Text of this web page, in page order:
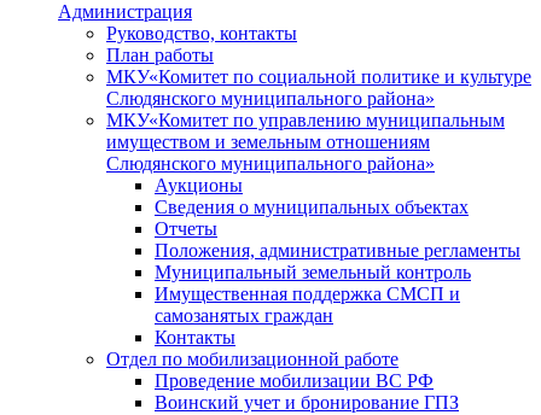
Администрация
Руководство, контакты
План работы
МКУ«Комитет по социальной политике и культуре
Слюдянского муниципального района»
МКУ«Комитет по управлению муниципальным
имуществом и земельным отношениям
Слюдянского муниципального района»
Аукционы
Сведения о муниципальных объектах
Отчеты
Положения, административные регламенты
Муниципальный земельный контроль
Имущественная поддержка СМСП и
самозанятых граждан
Контакты
Отдел по мобилизационной работе
Проведение мобилизации ВС РФ
Воинский учет и бронирование ГПЗ